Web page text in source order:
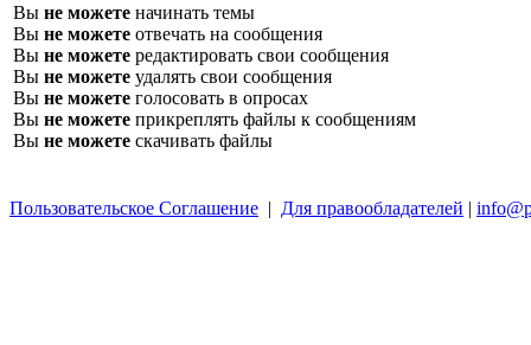
Вы не можете начинать темы
Вы не можете отвечать на сообщения
Вы не можете редактировать свои сообщения
Вы не можете удалять свои сообщения
Вы не можете голосовать в опросах
Вы не можете прикреплять файлы к сообщениям
Вы не можете скачивать файлы
Пользовательское Соглашение | Для правообладателей |